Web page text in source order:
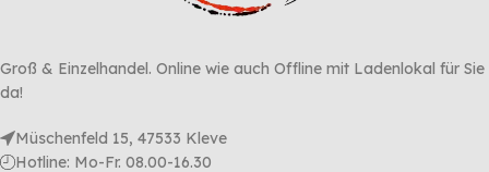
Groß & Einzelhandel. Online wie auch Offline mit Ladenlokal für Sie
da!
Müschenfeld 15, 47533 Kleve
Hotline: Mo-Fr. 08.00-16.30